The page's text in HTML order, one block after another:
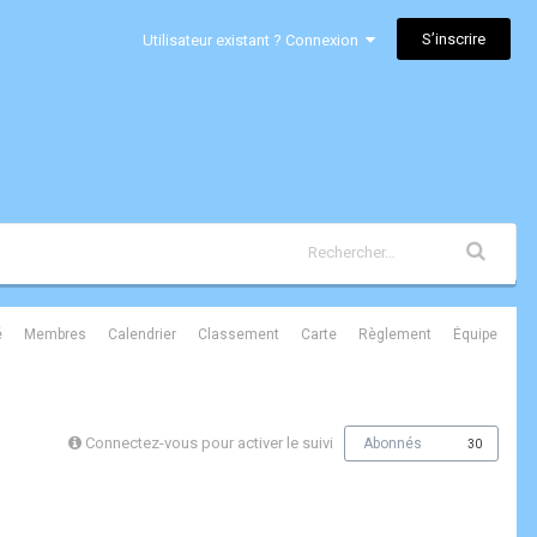
Utilisateur existant ? Connexion S’inscrire
Membres Calendrier Classement Carte Règlement Équipe
Connectez-vous pour activer le suivi Abonnés 30